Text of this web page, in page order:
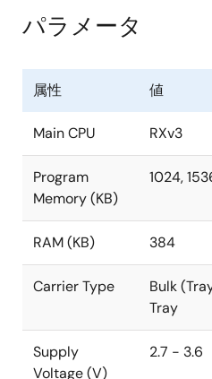
パラメータ
属性 値
Main CPU RXv3
Program
Memory (KB)
1024,
RAM (KB) 384
Carrier Type
Bulk
Tray
Supply
Voltage (V)
2.7 - 3.6